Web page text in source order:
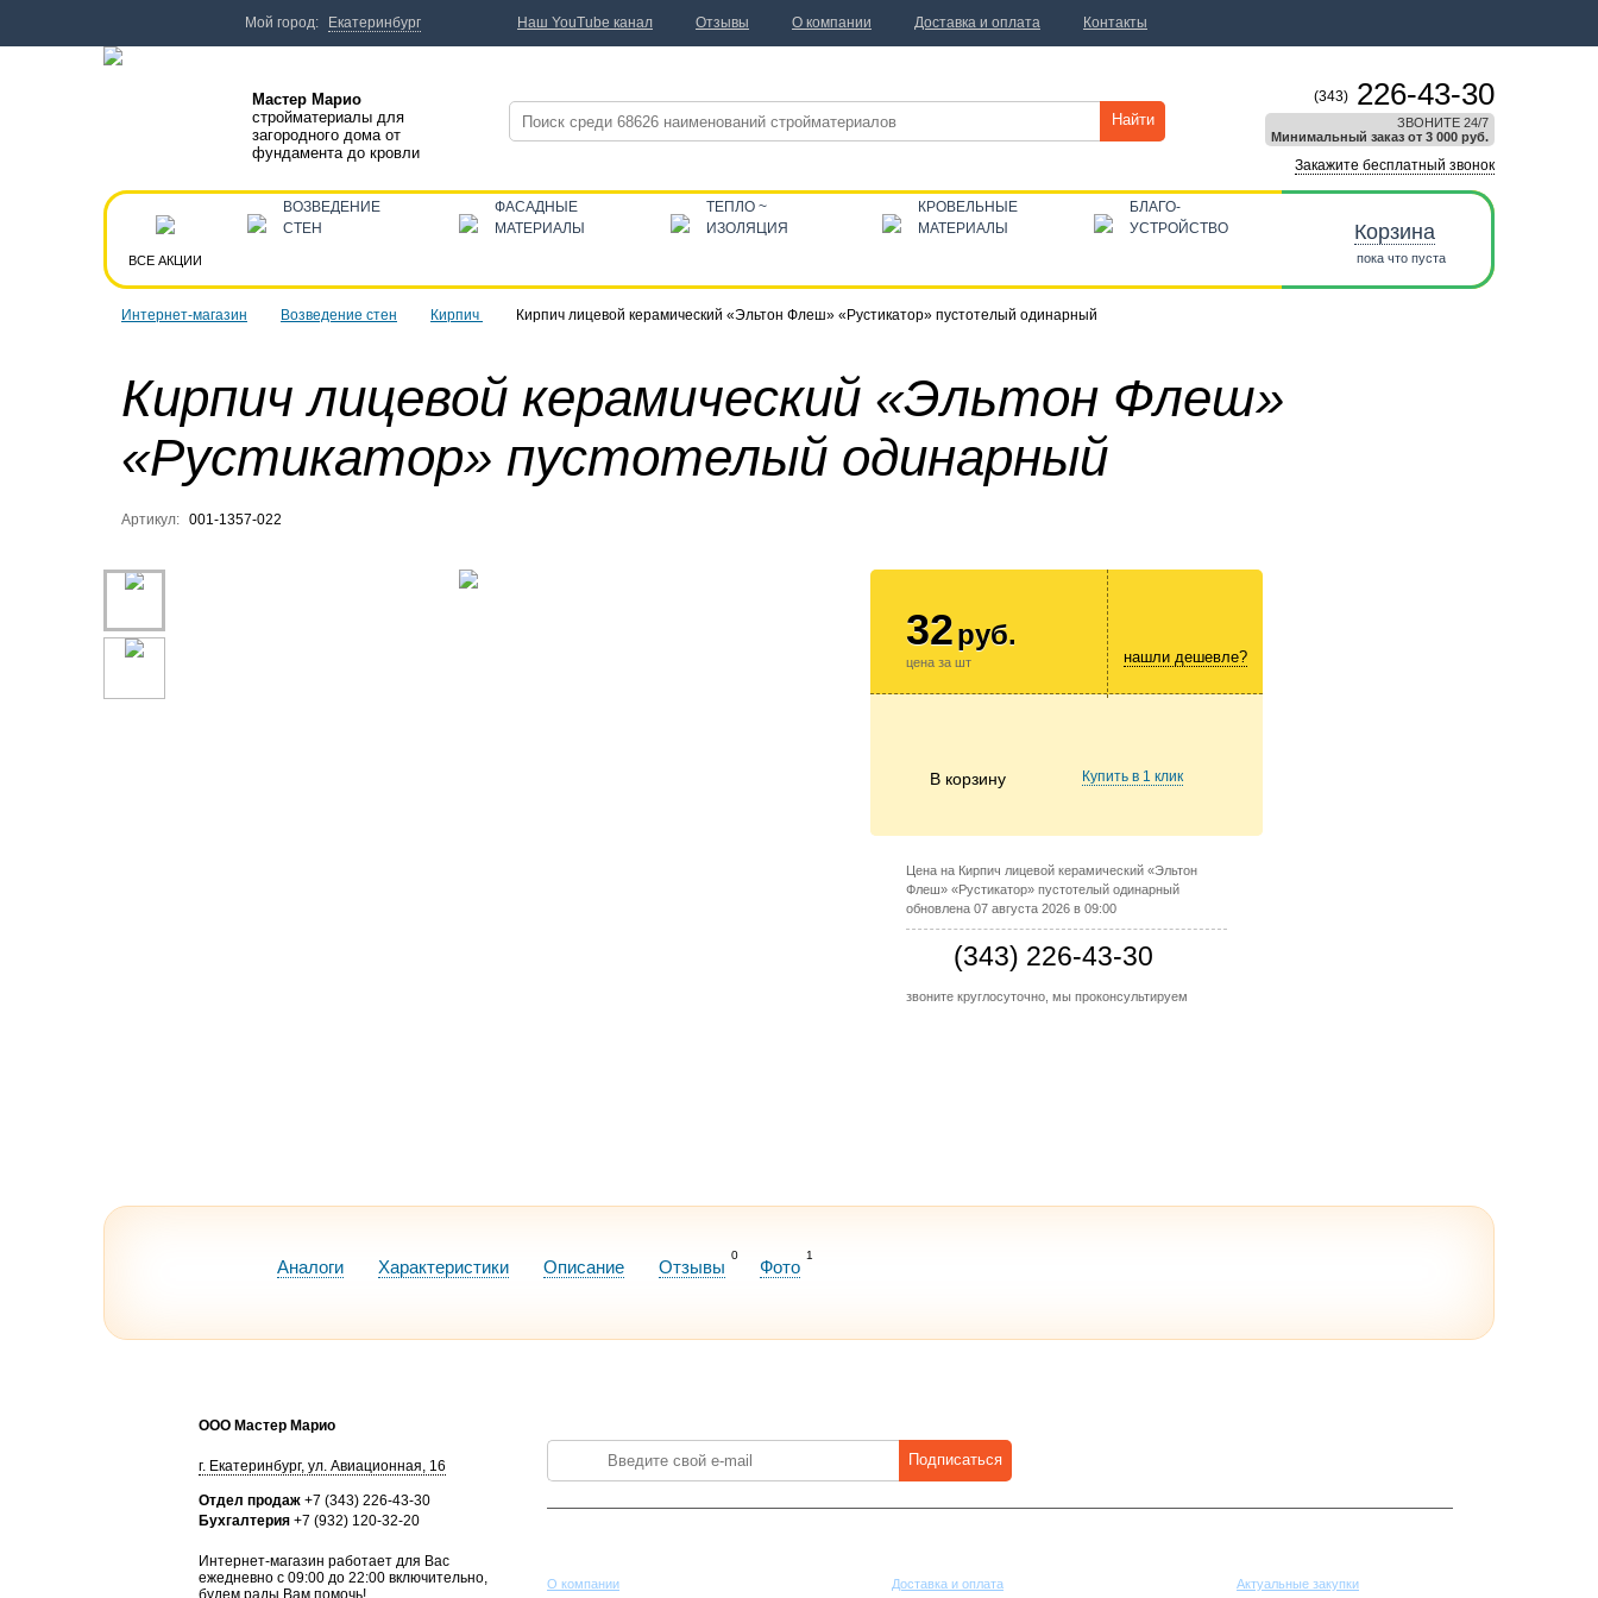
Интернет-магазин Возведение стен Кирпич Кирпич лицевой керамический «Эльтон Флеш» «Рустикатор» пустотелый одинарный
Кирпич лицевой керамический «Эльтон Флеш»
«Рустикатор» пустотелый одинарный
Артикул: 001-1357-022
32руб.
цена за шт нашли дешевле?
В корзину Купить в 1 клик
Цена на Кирпич лицевой керамический «Эльтон
Флеш» «Рустикатор» пустотелый одинарный
обновлена 07 августа 2026 в 09:00
(343) 226-43-30
звоните круглосуточно, мы проконсультируем
Аналоги Характеристики Описание Отзывы
0
Фото
1
Мастер Марио
стройматериалы для
загородного дома от
фундамента до кровли
Найти
(343) 226-43-30
ЗВОНИТЕ 24/7
Минимальный заказ от 3 000 руб.
Закажите бесплатный звонок
ВСЕ АКЦИИ
ВОЗВЕДЕНИЕ
СТЕН
ФАСАДНЫЕ
МАТЕРИАЛЫ
ТЕПЛО ~
ИЗОЛЯЦИЯ
КРОВЕЛЬНЫЕ
МАТЕРИАЛЫ
БЛАГО-
УСТРОЙСТВО
Корзина
пока что пуста
ООО Мастер Марио
г. Екатеринбург, ул. Авиационная, 16
Отдел продаж +7 (343) 226-43-30
Бухгалтерия +7 (932) 120-32-20
Интернет-магазин работает для Вас
ежедневно с 09:00 до 22:00 включительно,
будем рады Вам помочь!
Подписаться
О компании Доставка и оплата Актуальные закупки
Мой город: Екатеринбург Наш YouTube канал Отзывы О компании Доставка и оплата Контакты